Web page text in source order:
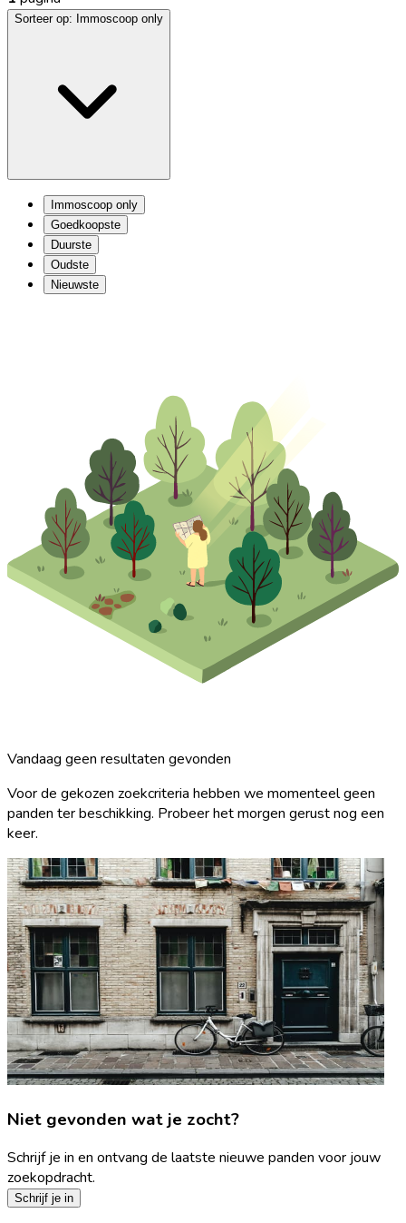
Sorteer op: Immoscoop only
Immoscoop only
Goedkoopste
Duurste
Oudste
Nieuwste
Vandaag geen resultaten gevonden
Voor de gekozen zoekcriteria hebben we momenteel geen
panden ter beschikking. Probeer het morgen gerust nog een
keer.
Niet gevonden wat je zocht?
Schrijf je in en ontvang de laatste nieuwe panden voor jouw
zoekopdracht.
Schrijf je in